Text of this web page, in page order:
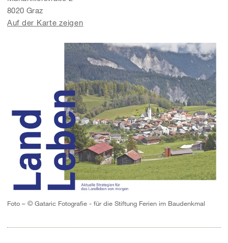
8020 Graz
Auf der Karte zeigen
Foto – © Gataric Fotografie - für die Stiftung Ferien im Baudenkmal